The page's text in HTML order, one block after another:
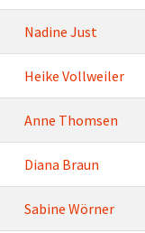
Nadine Just
Heike Vollweiler
Anne Thomsen
Diana Braun
Sabine Wörner